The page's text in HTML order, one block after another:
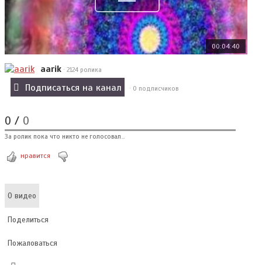
00:04:40
aarik · 2124 ролика
Подписаться на канал · 0 подписчиков
0 / 0
За ролик пока что никто не голосовал...
нравится
О видео
Поделиться
Пожаловаться